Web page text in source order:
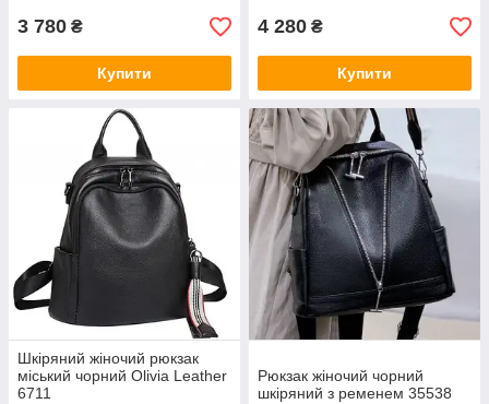
3 780 ₴
Купити
4 280 ₴
Купити
Шкіряний жіночий рюкзак
міський чорний Olivia Leather
6711
Рюкзак жіночий чорний
шкіряний з ременем 35538